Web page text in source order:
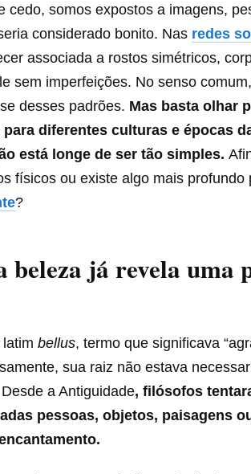
cedo, somos expostos a imagens,
considerado bonito. Nas redes
associada a rostos simétricos,
sem imperfeições. No senso
desses padrões. Mas basta olhar
diferentes culturas e épocas
está longe de ser tão simples.
físicos ou existe algo mais profundo
?
já revela uma
latim bellus, termo que significava
sua raiz não estava
a Antiguidade, filósofos
pessoas, objetos, paisagens